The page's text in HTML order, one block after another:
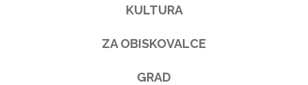
KULTURA
ZA OBISKOVALCE
GRAD